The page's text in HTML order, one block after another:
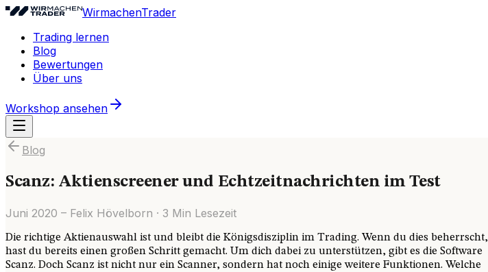
WirmachenTrader
Trading lernen
Blog
Bewertungen
Über uns
Workshop ansehen
Blog
Scanz: Aktienscreener und Echtzeitnachrichten im Test
Juni 2020 – Felix Hövelborn · 3 Min Lesezeit
Die richtige Aktienauswahl ist und bleibt die Königsdisziplin im Trading. Wenn du dies beherrscht,
hast du bereits einen großen Schritt gemacht. Um dich dabei zu unterstützen, gibt es die Software
Scanz. Doch Scanz ist nicht nur ein Scanner, sondern hat noch einige weitere Funktionen. Welche